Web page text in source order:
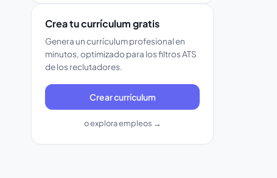
Crea tu currículum gratis
Genera un currículum profesional en
minutos, optimizado para los filtros ATS
de los reclutadores.
Crear currículum
o explora empleos →